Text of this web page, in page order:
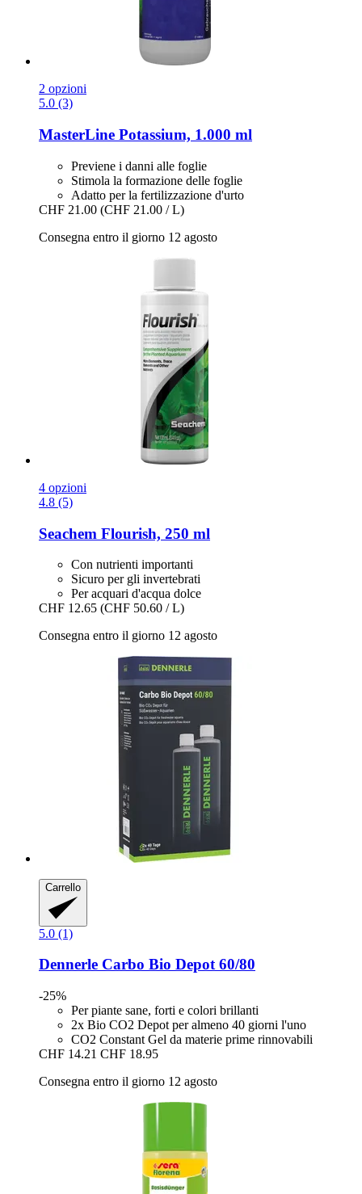
2 opzioni
5.0 (3)
MasterLine Potassium, 1.000 ml
Previene i danni alle foglie
Stimola la formazione delle foglie
Adatto per la fertilizzazione d'urto
CHF 21.00 (CHF 21.00 / L)
Consegna entro il giorno 12 agosto
4 opzioni
4.8 (5)
Seachem Flourish, 250 ml
Con nutrienti importanti
Sicuro per gli invertebrati
Per acquari d'acqua dolce
CHF 12.65 (CHF 50.60 / L)
Consegna entro il giorno 12 agosto
Carrello
5.0 (1)
Dennerle Carbo Bio Depot 60/80
-25%
Per piante sane, forti e colori brillanti
2x Bio CO2 Depot per almeno 40 giorni l'uno
CO2 Constant Gel da materie prime rinnovabili
CHF 14.21 CHF 18.95
Consegna entro il giorno 12 agosto